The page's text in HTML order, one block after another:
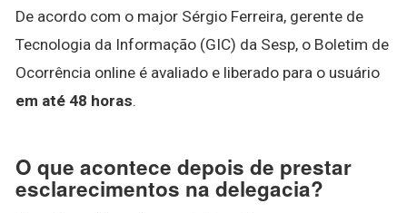
De acordo com o major Sérgio Ferreira, gerente de
Tecnologia da Informação (GIC) da Sesp, o Boletim de
Ocorrência online é avaliado e liberado para o usuário
em até 48 horas.
O que acontece depois de prestar
esclarecimentos na delegacia?